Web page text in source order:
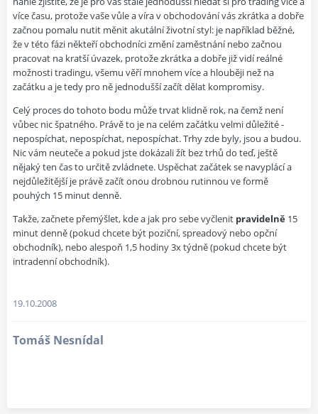
více času, protože vaše vůle a víra v obchodování vás zkrátka a dobře
začnou pomalu nutit měnit akutální životní styl: je například běžné,
že v této fázi někteří obchodníci změní zaměstnání nebo začnou
pracovat na kratší úvazek, protože zkrátka a dobře již vidí reálné
možnosti tradingu, všemu věří mnohem více a hlouběji než na
začátku a je tedy pro ně jednodušší začít dělat kompromisy.
Celý proces do tohoto bodu může trvat klidně rok, na čemž není
vůbec nic špatného. Právě to je na celém začátku velmi důležité -
nepospíchat, nepospíchat, nepospíchat. Trhy zde byly, jsou a budou.
Nic vám neuteče a pokud jste dokázali žít bez trhů do teď, ještě
nějaký ten čas to určitě zvládnete. Uspěchat začátek se navyplácí a
nejdůležitější je právě začít onou drobnou rutinnou ve formě
pouhých 15 minut denně.
Takže, začnete přemýšlet, kde a jak pro sebe vyčlenit pravidelně 15
minut denně (pokud chcete být poziční, spreadový nebo opční
obchodník), nebo alespoň 1,5 hodiny 3x týdně (pokud chcete být
intradenní obchodník).
19.10.2008
Tomáš Nesnídal